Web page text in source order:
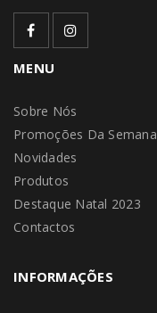
MENU
Sobre Nós
Promoções Da Semana
Novidades
Produtos
Destaque Natal 2023
Contactos
INFORMAÇÕES